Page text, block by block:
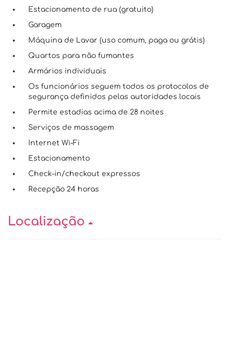
Estacionamento de rua (gratuito)
Garagem
Máquina de Lavar (uso comum, paga ou grátis)
Quartos para não fumantes
Armários individuais
Os funcionários seguem todos os protocolos de
segurança definidos pelas autoridades locais
Permite estadias acima de 28 noites
Serviços de massagem
Internet Wi-Fi
Estacionamento
Check-in/checkout expressos
Recepção 24 horas
Localização